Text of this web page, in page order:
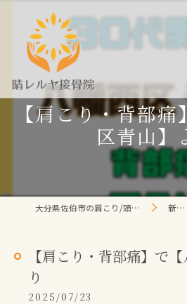
【肩こり・背部
区青山】
大分県佐伯市の肩こり/頭痛/腰痛 なら晴レルヤ整体院 新着情報
【肩こり・背部痛】で
り
2025/07/23